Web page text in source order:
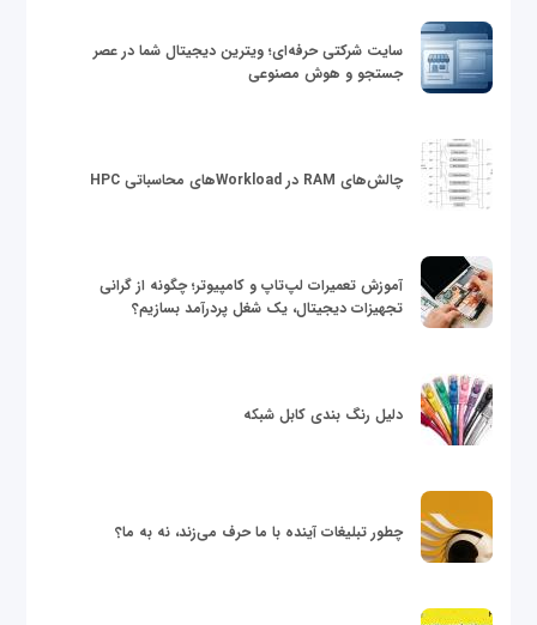
سایت شرکتی حرفه‌ای؛ ویترین دیجیتال شما در عصر
جستجو و هوش مصنوعی
چالش‌های RAM در Workloadهای محاسباتی HPC
آموزش تعمیرات لپ‌تاپ و کامپیوتر؛ چگونه از گرانی
تجهیزات دیجیتال، یک شغل پردرآمد بسازیم؟
دلیل رنگ بندی کابل شبکه
چطور تبلیغات آینده با ما حرف می‌زند، نه به ما؟